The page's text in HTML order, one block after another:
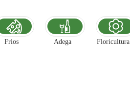
Frios Adega Floricultura